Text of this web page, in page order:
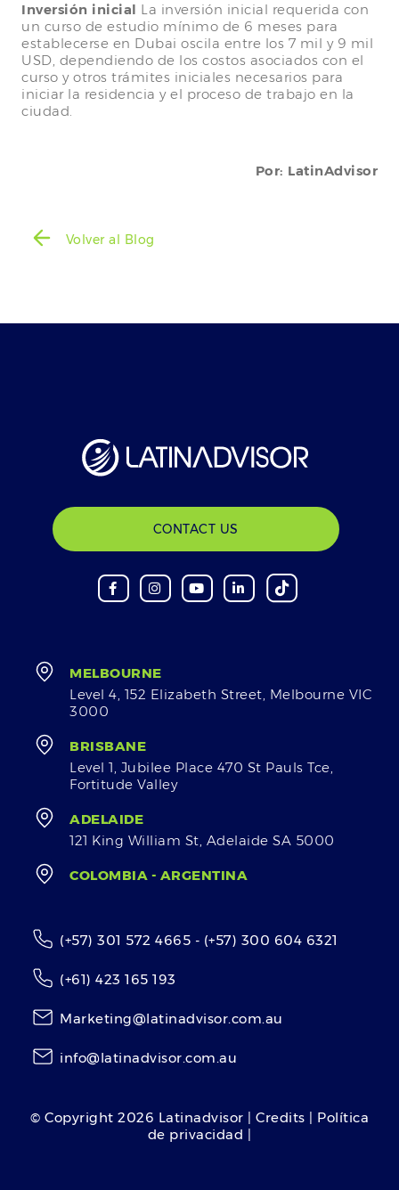
Inversión inicial La inversión inicial requerida con
un curso de estudio mínimo de 6 meses para
establecerse en Dubai oscila entre los 7 mil y 9 mil
USD, dependiendo de los costos asociados con el
curso y otros trámites iniciales necesarios para
iniciar la residencia y el proceso de trabajo en la
ciudad.
Por: LatinAdvisor
Volver al Blog
(+57) 301 572 4665 - (+57) 300 604 6321
(+61) 423 165 193
Marketing@latinadvisor.com.au
info@latinadvisor.com.au
CONTACT US
MELBOURNE
Level 4, 152 Elizabeth Street, Melbourne VIC
3000
BRISBANE
Level 1, Jubilee Place 470 St Pauls Tce,
Fortitude Valley
ADELAIDE
121 King William St, Adelaide SA 5000
COLOMBIA - ARGENTINA
© Copyright 2026 Latinadvisor | Credits | Política
de privacidad |